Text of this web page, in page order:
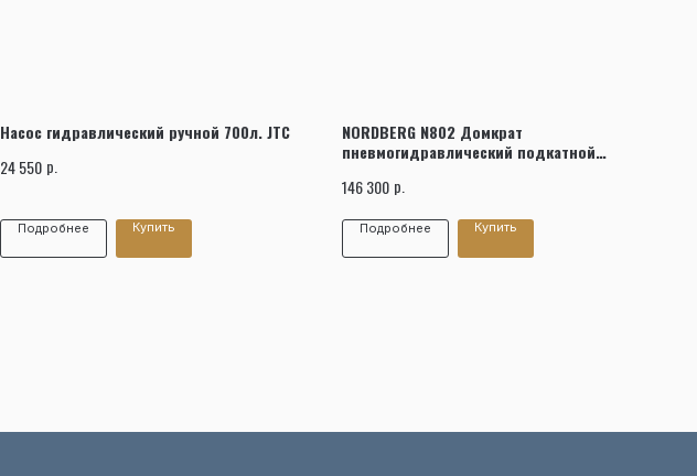
Насос гидравлический ручной 700л. JTC
24 550 р.
Подробнее Купить
NORDBERG N802 Домкрат
пневмогидравлический подкатной
146 300 р.
Подробнее Купить